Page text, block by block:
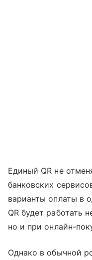
Единый QR не
банковских
варианты оплаты в
QR будет работать
но и при онлайн-
Однако в обычной